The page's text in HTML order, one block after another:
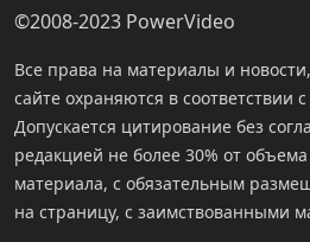
©2008-2023 PowerVideo
Все права на материалы и
сайте охраняются в соответствии
Допускается цитирование без
редакцией не более 30% от
материала, с обязательным
на страницу, с заимствованными